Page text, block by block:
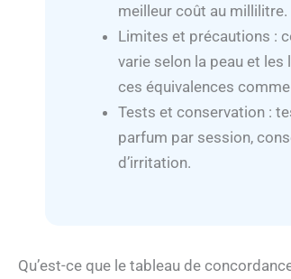
meilleur coût au millilitre.
Limites et précautions :
varie selon la peau et les
ces équivalences
Tests et conservation :
parfum par session,
d’irritation.
Qu’est-ce que le tableau de